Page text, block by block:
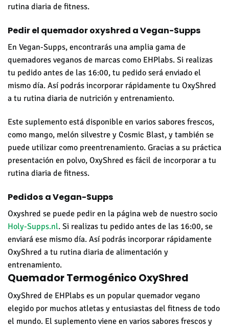
rutina diaria de fitness.
Pedir el quemador oxyshred a Vegan-Supps
En Vegan-Supps, encontrarás una amplia gama de
quemadores veganos de marcas como EHPlabs. Si realizas
tu pedido antes de las 16:00, tu pedido será enviado el
mismo día. Así podrás incorporar rápidamente tu OxyShred
a tu rutina diaria de nutrición y entrenamiento.
Este suplemento está disponible en varios sabores frescos,
como mango, melón silvestre y Cosmic Blast, y también se
puede utilizar como preentrenamiento. Gracias a su práctica
presentación en polvo, OxyShred es fácil de incorporar a tu
rutina diaria de fitness.
Pedidos a Vegan-Supps
Oxyshred se puede pedir en la página web de nuestro socio
Holy-Supps.nl. Si realizas tu pedido antes de las 16:00, se
enviará ese mismo día. Así podrás incorporar rápidamente
OxyShred a tu rutina diaria de alimentación y
entrenamiento.
Quemador Termogénico OxyShred
OxyShred de EHPlabs es un popular quemador vegano
elegido por muchos atletas y entusiastas del fitness de todo
el mundo. El suplemento viene en varios sabores frescos y